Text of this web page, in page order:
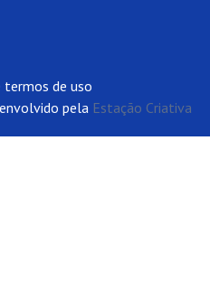
termos de uso
pela Estação Criativa